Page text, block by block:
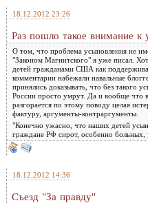
18.12.2012 23:26
Раз пошло такое внимание к
О том, что проблема усыновления не
"Законом Магнитского" я уже писал.
детей гражданами США как
комментарии набежали навальные
принялись доказывать, что без такого
России просто умрут. Да и вообще что
разгорается по этому поводу целая
фактуру, аргументы-контраргументы.
"Конечно ужасно, что наших детей
граждане РФ сирот, особенно больных,
18.12.2012 14:36
Съезд "За правду"